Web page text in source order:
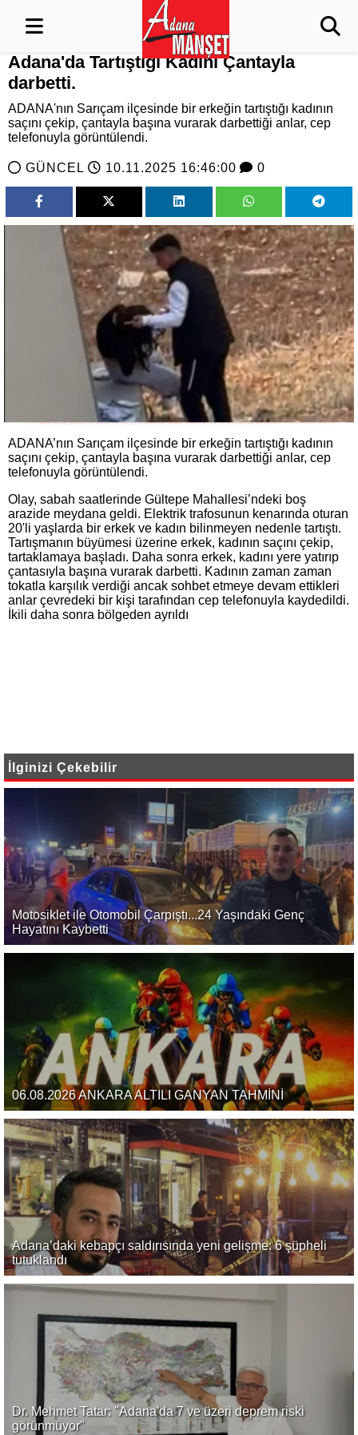
Adana'da Tartıştığı Kadını Çantayla
darbetti.
ADANA'nın Sarıçam ilçesinde bir erkeğin tartıştığı kadının
saçını çekip, çantayla başına vurarak darbettiği anlar, cep
telefonuyla görüntülendi.
GÜNCEL 10.11.2025 16:46:00 0
ADANA’nın Sarıçam ilçesinde bir erkeğin tartıştığı kadının
saçını çekip, çantayla başına vurarak darbettiği anlar, cep
telefonuyla görüntülendi.
Olay, sabah saatlerinde Gültepe Mahallesi’ndeki boş
arazide meydana geldi. Elektrik trafosunun kenarında oturan
20'li yaşlarda bir erkek ve kadın bilinmeyen nedenle tartıştı.
Tartışmanın büyümesi üzerine erkek, kadının saçını çekip,
tartaklamaya başladı. Daha sonra erkek, kadını yere yatırıp
çantasıyla başına vurarak darbetti. Kadının zaman zaman
tokatla karşılık verdiği ancak sohbet etmeye devam ettikleri
anlar çevredeki bir kişi tarafından cep telefonuyla kaydedildi.
İkili daha sonra bölgeden ayrıldı
İlginizi Çekebilir
Motosiklet ile Otomobil Çarpıştı...24 Yaşındaki Genç
Hayatını Kaybetti
06.08.2026 ANKARA ALTILI GANYAN TAHMİNİ
Adana’daki kebapçı saldırısında yeni gelişme: 6 şüpheli
tutuklandı
Dr. Mehmet Tatar: "Adana'da 7 ve üzeri deprem riski
görünmüyor"